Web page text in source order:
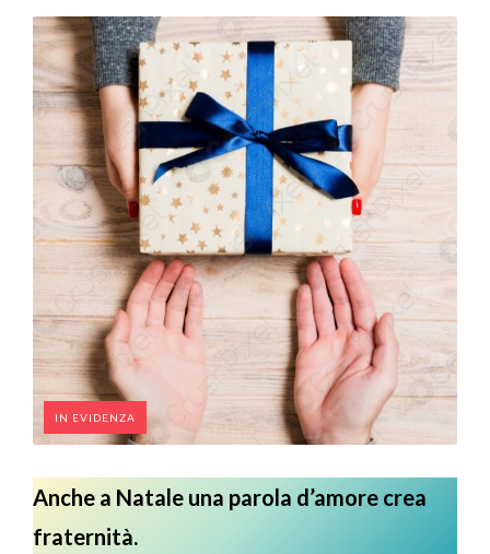
IN EVIDENZA
Anche a Natale una parola d’amore crea
fraternità.